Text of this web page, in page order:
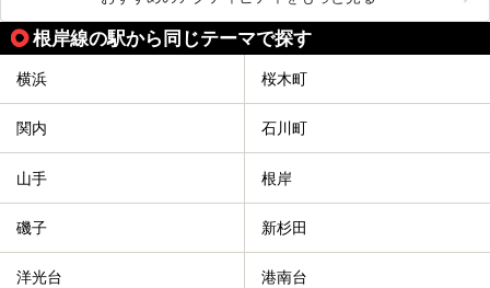
根岸線の駅から同じテーマで探す
横浜 桜木町
関内 石川町
山手 根岸
磯子 新杉田
洋光台 港南台